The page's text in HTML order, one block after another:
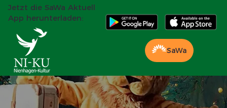
Jetzt die SaWa Aktuell
App herunterladen:
SaWa